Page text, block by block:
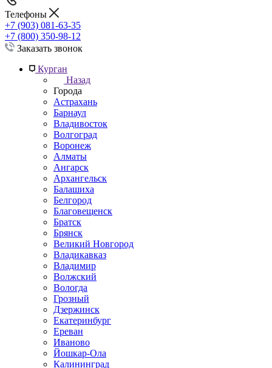
Телефоны
+7 (903) 081-63-35
+7 (800) 350-98-12
Заказать звонок
Курган
Назад
Города
Астрахань
Барнаул
Владивосток
Волгоград
Воронеж
Алматы
Ангарск
Архангельск
Балашиха
Белгород
Благовещенск
Братск
Брянск
Великий Новгород
Владикавказ
Владимир
Волжский
Вологда
Грозный
Дзержинск
Екатеринбург
Ереван
Иваново
Йошкар-Ола
Калининград